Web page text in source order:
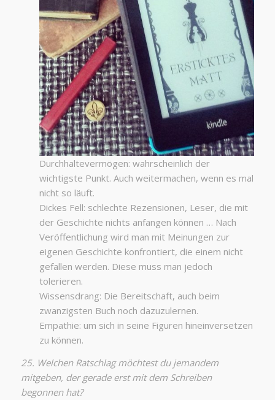
Durchhaltevermögen: wahrscheinlich der
wichtigste Punkt. Auch weitermachen, wenn es mal
nicht so läuft.
Dickes Fell: schlechte Rezensionen, Leser, die mit
der Geschichte nichts anfangen können … Nach
Veröffentlichung wird man mit Meinungen zur
eigenen Geschichte konfrontiert, die einem nicht
gefallen werden. Diese muss man jedoch
tolerieren.
Wissensdrang: Die Bereitschaft, auch beim
zwanzigsten Buch noch dazuzulernen.
Empathie: um sich in seine Figuren hineinversetzen
zu können.
25. Welchen Ratschlag möchtest du jemandem
mitgeben, der gerade erst mit dem Schreiben
begonnen hat?